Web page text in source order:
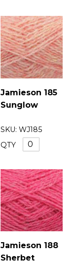
Jamieson 185
Sunglow
SKU: WJ185
QTY
Jamieson 188
Sherbet